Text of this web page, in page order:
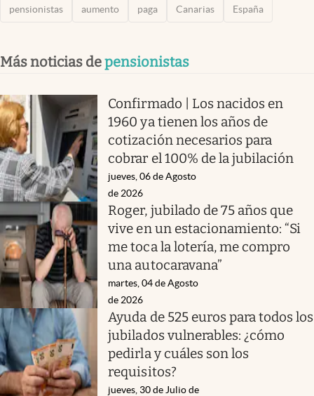
pensionistas aumento paga Canarias España
Más noticias depensionistas
Confirmado | Los nacidos en
1960 ya tienen los años de
cotización necesarios para
cobrar el 100% de la jubilación
jueves, 06 de Agosto
de 2026
Roger, jubilado de 75 años que
vive en un estacionamiento: “Si
me toca la lotería, me compro
una autocaravana”
martes, 04 de Agosto
de 2026
Ayuda de 525 euros para todos los
jubilados vulnerables: ¿cómo
pedirla y cuáles son los
requisitos?
jueves, 30 de Julio de